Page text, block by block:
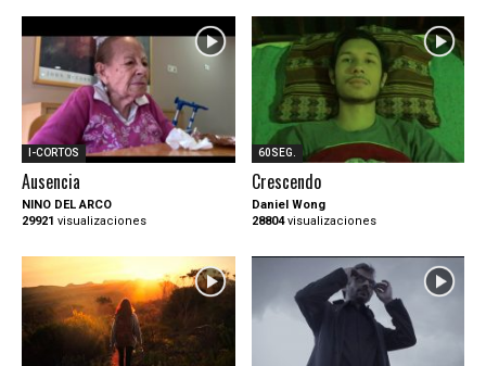
I-CORTOS
Ausencia
NINO DEL ARCO
29921 visualizaciones
60SEG.
Crescendo
Daniel Wong
28804visualizaciones